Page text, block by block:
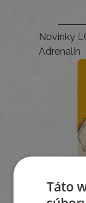
Novinky
Adrenalin
Táto